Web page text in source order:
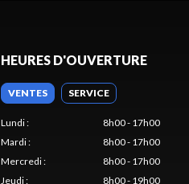
HEURES D'OUVERTURE
VENTES SERVICE
Lundi:
8h00 - 17h00
Mardi:
8h00 - 17h00
Mercredi:
8h00 - 17h00
Jeudi:
8h00 - 19h00